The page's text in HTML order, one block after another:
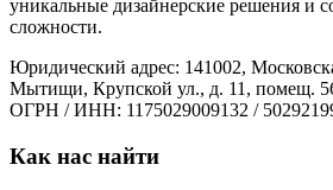
уникальные дизайнерские решения и
сложности.
Юридический адрес: 141002,
Мытищи, Крупской ул., д. 11, помещ.
ОГРН / ИНН: 1175029009132 /
Как нас найти